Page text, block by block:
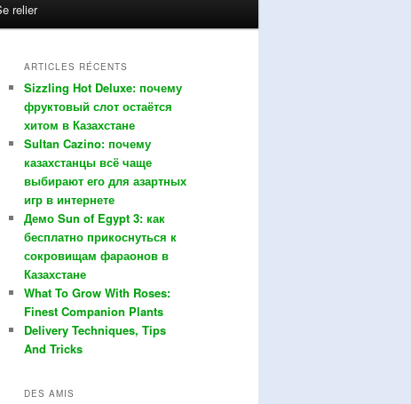
relier
ARTICLES RÉCENTS
Sizzling Hot Deluxe: почему
фруктовый слот остаётся
хитом в Казахстане
Sultan Cazino: почему
казахстанцы всё чаще
выбирают его для азартных
игр в интернете
Демо Sun of Egypt 3: как
бесплатно прикоснуться к
сокровищам фараонов в
Казахстане
What To Grow With Roses:
Finest Companion Plants
Delivery Techniques, Tips
And Tricks
DES AMIS